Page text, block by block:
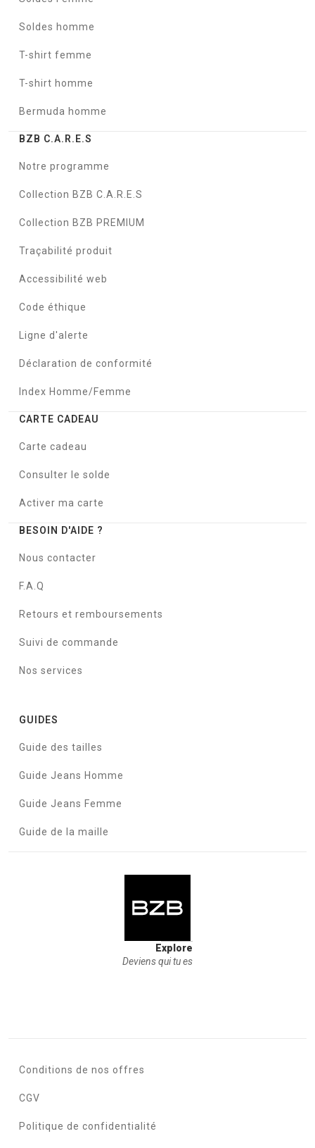
Soldes homme
T-shirt femme
T-shirt homme
Bermuda homme
BZB C.A.R.E.S
Notre programme
Collection BZB C.A.R.E.S
Collection BZB PREMIUM
Traçabilité produit
Accessibilité web
Code éthique
Ligne d'alerte
Déclaration de conformité
Index Homme/Femme
CARTE CADEAU
Carte cadeau
Consulter le solde
Activer ma carte
BESOIN D'AIDE ?
Nous contacter
F.A.Q
Retours et remboursements
Suivi de commande
Nos services
GUIDES
Guide des tailles
Guide Jeans Homme
Guide Jeans Femme
Guide de la maille
Explore
Deviens qui tu es
Conditions de nos offres
CGV
Politique de confidentialité